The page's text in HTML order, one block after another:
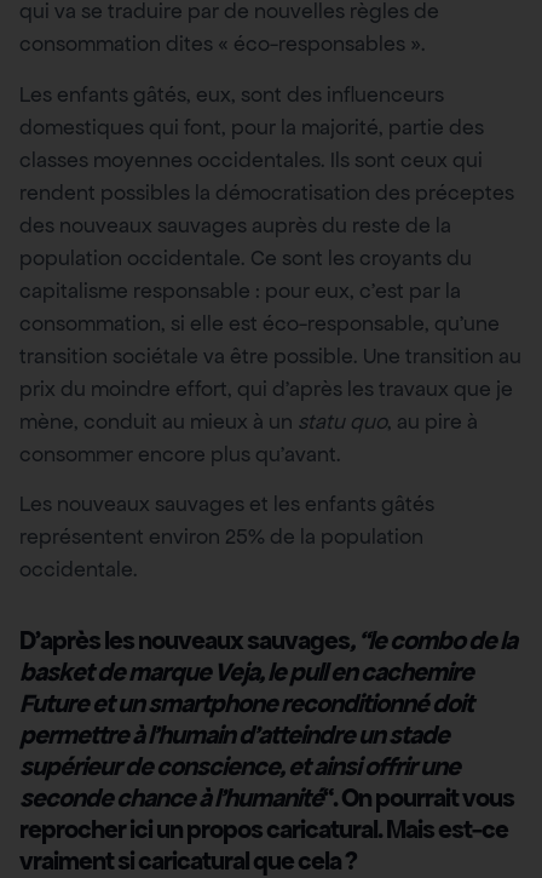
qui va se traduire par de nouvelles règles de
consommation dites « éco-responsables ».
Les enfants gâtés, eux, sont des influenceurs
domestiques qui font, pour la majorité, partie des
classes moyennes occidentales. Ils sont ceux qui
rendent possibles la démocratisation des préceptes
des nouveaux sauvages auprès du reste de la
population occidentale. Ce sont les croyants du
capitalisme responsable : pour eux, c’est par la
consommation, si elle est éco-responsable, qu’une
transition sociétale va être possible. Une transition au
prix du moindre effort, qui d’après les travaux que je
mène, conduit au mieux à un statu quo, au pire à
consommer encore plus qu’avant.
Les nouveaux sauvages et les enfants gâtés
représentent environ 25% de la population
occidentale.
D’après les nouveaux sauvages, “le combo de la
basket de marque Veja, le pull en cachemire
Future et un smartphone reconditionné doit
permettre à l’humain d’atteindre un stade
supérieur de conscience, et ainsi offrir une
seconde chance à l’humanité“. On pourrait vous
reprocher ici un propos caricatural. Mais est-ce
vraiment si caricatural que cela ?